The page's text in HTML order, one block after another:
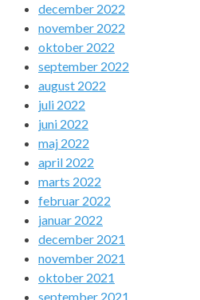
december 2022
november 2022
oktober 2022
september 2022
august 2022
juli 2022
juni 2022
maj 2022
april 2022
marts 2022
februar 2022
januar 2022
december 2021
november 2021
oktober 2021
september 2021